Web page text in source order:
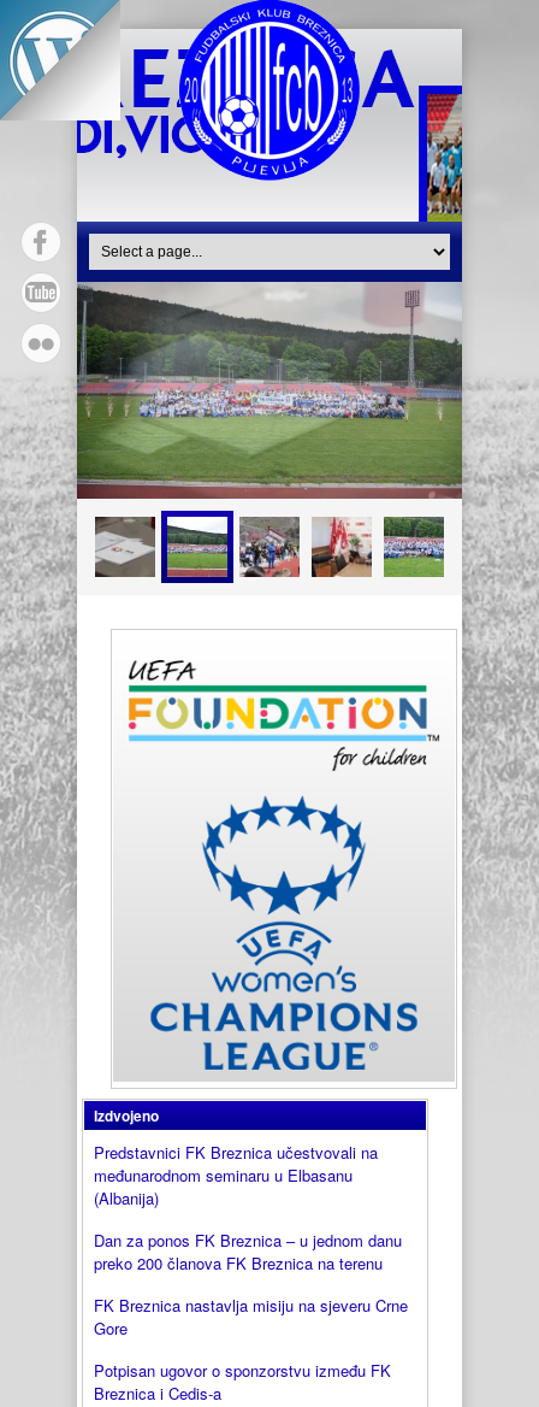
Dan za ponos FK Breznica – u jednom danu preko 200 članova FK Breznica na terenu
19/04/2026
Izdvojeno
Predstavnici FK Breznica učestvovali na
međunarodnom seminaru u Elbasanu
(Albanija)
Dan za ponos FK Breznica – u jednom danu
preko 200 članova FK Breznica na terenu
FK Breznica nastavlja misiju na sjeveru Crne
Gore
Potpisan ugovor o sponzorstvu između FK
Breznica i Cedis-a